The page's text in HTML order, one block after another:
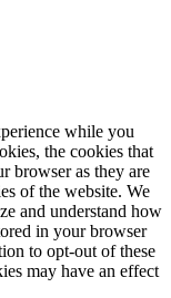
while you
the cookies that
browser as they are
of the website. We
and understand how
in your browser
to opt-out of these
may have an effect